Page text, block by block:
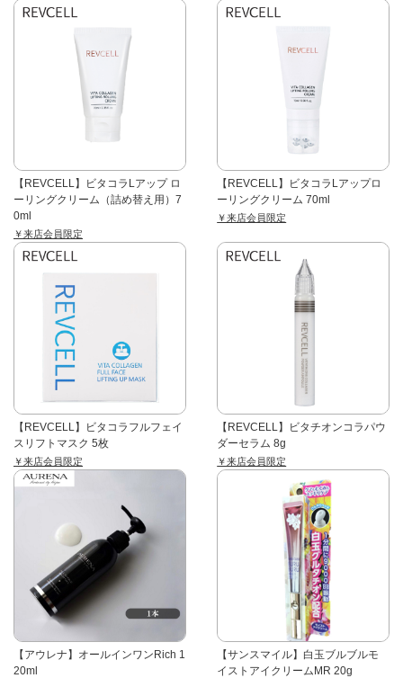
【REVCELL】ビタコラLアップ ロ
ーリングクリーム（詰め替え用）7
0ml
￥来店会員限定
【REVCELL】ビタコラLアップロ
ーリングクリーム 70ml
￥来店会員限定
【REVCELL】ビタコラフルフェイ
スリフトマスク 5枚
￥来店会員限定
【REVCELL】ビタチオンコラパウ
ダーセラム 8g
￥来店会員限定
【アウレナ】オールインワンRich 1
20ml
【サンスマイル】白玉ブルブルモ
イストアイクリームMR 20g